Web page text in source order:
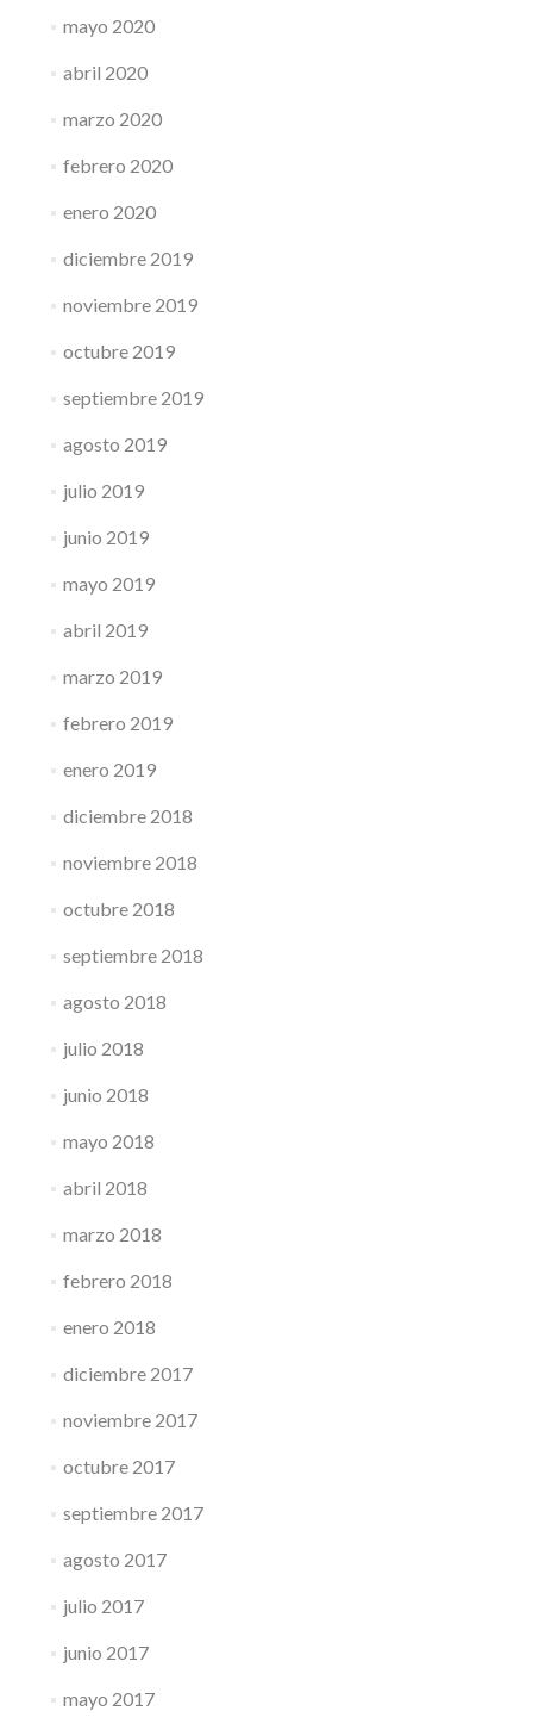
mayo 2020
abril 2020
marzo 2020
febrero 2020
enero 2020
diciembre 2019
noviembre 2019
octubre 2019
septiembre 2019
agosto 2019
julio 2019
junio 2019
mayo 2019
abril 2019
marzo 2019
febrero 2019
enero 2019
diciembre 2018
noviembre 2018
octubre 2018
septiembre 2018
agosto 2018
julio 2018
junio 2018
mayo 2018
abril 2018
marzo 2018
febrero 2018
enero 2018
diciembre 2017
noviembre 2017
octubre 2017
septiembre 2017
agosto 2017
julio 2017
junio 2017
mayo 2017